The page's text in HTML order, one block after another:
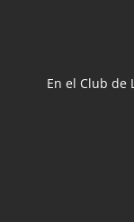
En el Club de